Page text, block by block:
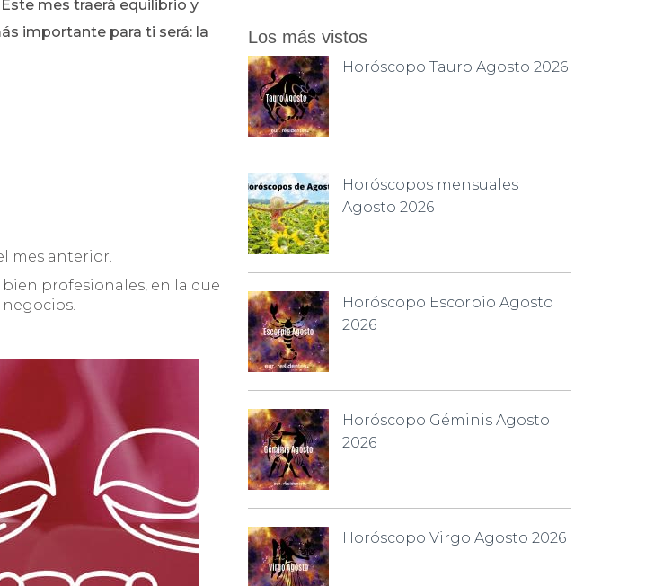
mes traerá equilibrio y
importante para ti será: la
mes anterior.
profesionales, en la que
Los más vistos
Horóscopo Tauro Agosto 2026
Horóscopos mensuales
Agosto 2026
Horóscopo Escorpio Agosto
2026
Horóscopo Géminis Agosto
2026
Horóscopo Virgo Agosto 2026